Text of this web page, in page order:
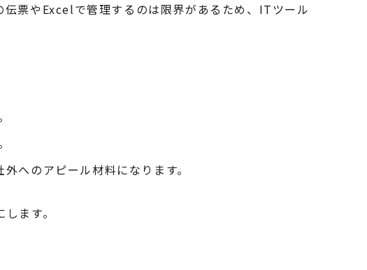
票やExcelで管理するのは限界があるため、ITツール
へのアピール材料になります。
ます。